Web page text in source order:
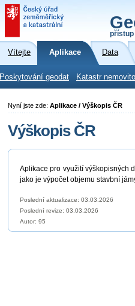
přístup
Vítejte Aplikace Data
Poskytování geodat Katastr
Nyní jste zde: Aplikace / Výškopis ČR
Výškopis ČR
Aplikace pro využití výškopisných
jako je výpočet objemu stavbní
Poslední aktualizace: 03.03.2026
Poslední revize: 03.03.2026
Autor: 95